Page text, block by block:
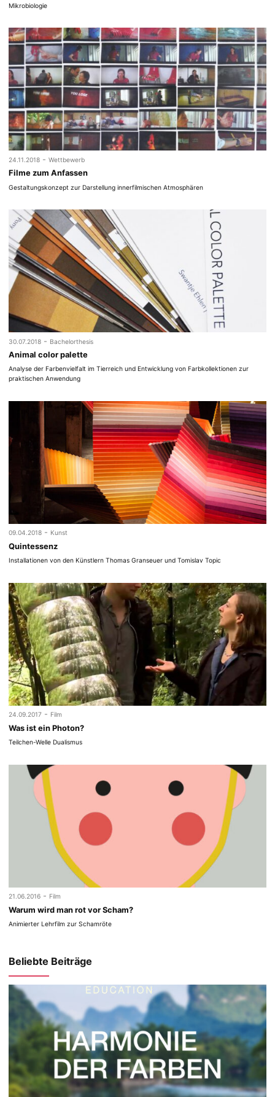
Mikrobiologie
24.11.2018 - Wettbewerb
Filme zum Anfassen
Gestaltungskonzept zur Darstellung innerfilmischen Atmosphären
30.07.2018 - Bachelorthesis
Animal color palette
Analyse der Farbenvielfalt im Tierreich und Entwicklung von Farbkollektionen zur
praktischen Anwendung
09.04.2018 - Kunst
Quintessenz
Installationen von den Künstlern Thomas Granseuer und Tomislav Topic
24.09.2017 - Film
Was ist ein Photon?
Teilchen-Welle Dualismus
21.06.2016 - Film
Warum wird man rot vor Scham?
Animierter Lehrfilm zur Schamröte
Beliebte Beiträge